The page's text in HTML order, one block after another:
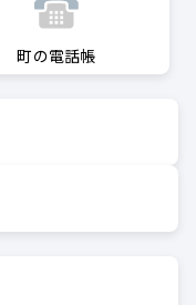
町の電話帳